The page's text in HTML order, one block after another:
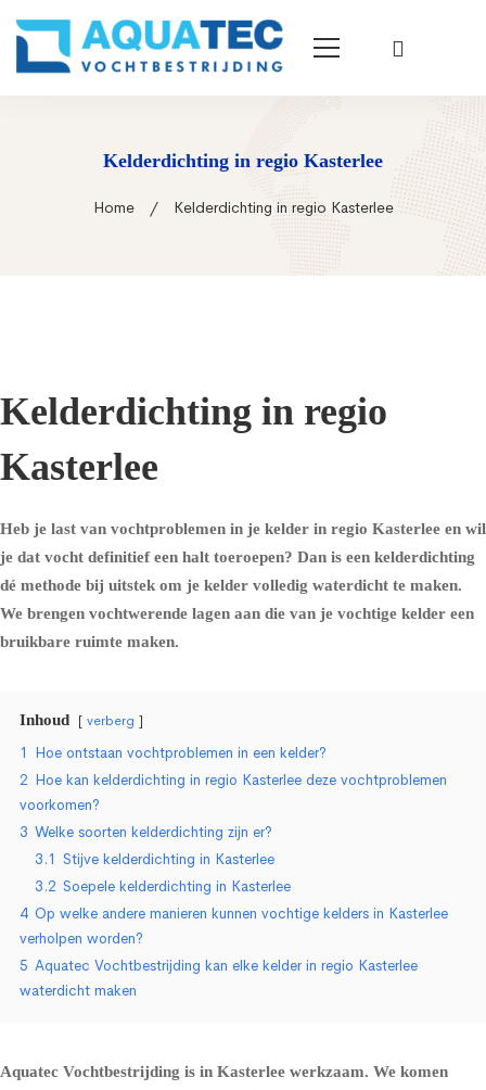
Kelderdichting in regio Kasterlee
Home Kelderdichting in regio Kasterlee
Kelderdichting in regio
Kasterlee
Heb je last van vochtproblemen in je kelder in regio Kasterlee en wil
je dat vocht definitief een halt toeroepen? Dan is een kelderdichting
dé methode bij uitstek om je kelder volledig waterdicht te maken.
We brengen vochtwerende lagen aan die van je vochtige kelder een
bruikbare ruimte maken.
Inhoud verberg
1 Hoe ontstaan vochtproblemen in een kelder?
2 Hoe kan kelderdichting in regio Kasterlee deze vochtproblemen
voorkomen?
3 Welke soorten kelderdichting zijn er?
3.1 Stijve kelderdichting in Kasterlee
3.2 Soepele kelderdichting in Kasterlee
4 Op welke andere manieren kunnen vochtige kelders in Kasterlee
verholpen worden?
5 Aquatec Vochtbestrijding kan elke kelder in regio Kasterlee
waterdicht maken
Aquatec Vochtbestrijding is in Kasterlee werkzaam. We komen